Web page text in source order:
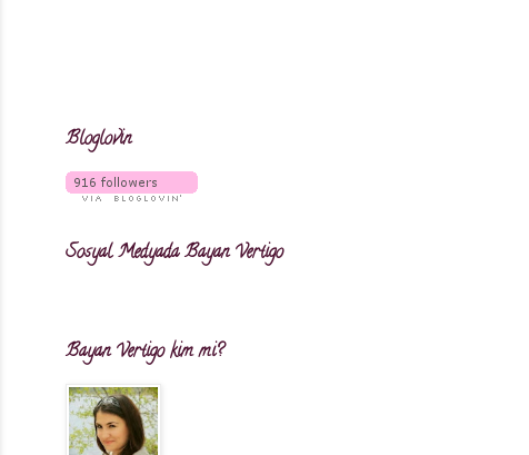
Bloglovin
Sosyal Medyada Bayan Vertigo
Bayan Vertigo kim mi?